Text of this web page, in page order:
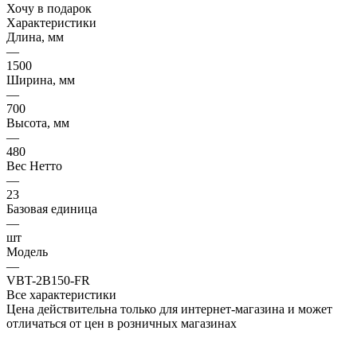
Хочу в подарок
Характеристики
Длина, мм
—
1500
Ширина, мм
—
700
Высота, мм
—
480
Вес Нетто
—
23
Базовая единица
—
шт
Модель
—
VBT-2B150-FR
Все характеристики
Цена действительна только для интернет-магазина и может
отличаться от цен в розничных магазинах